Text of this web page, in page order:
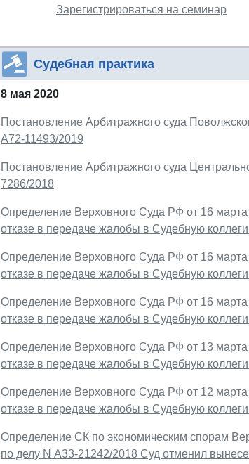
Зарегистрироваться на семинар
Судебная практика
8 мая 2020
Постановление Арбитражного суда
А72-11493/2019
Постановление Арбитражного суда
7286/2018
Определение Верховного Суда РФ от 16
отказе в передаче жалобы в Судебную
Определение Верховного Суда РФ от 16
отказе в передаче жалобы в Судебную
Определение Верховного Суда РФ от 16
отказе в передаче жалобы в Судебную
Определение Верховного Суда РФ от 13
отказе в передаче жалобы в Судебную
Определение Верховного Суда РФ от 12
отказе в передаче жалобы в Судебную
Определение СК по экономическим спорам
по делу N А33-21242/2018 Суд отменил